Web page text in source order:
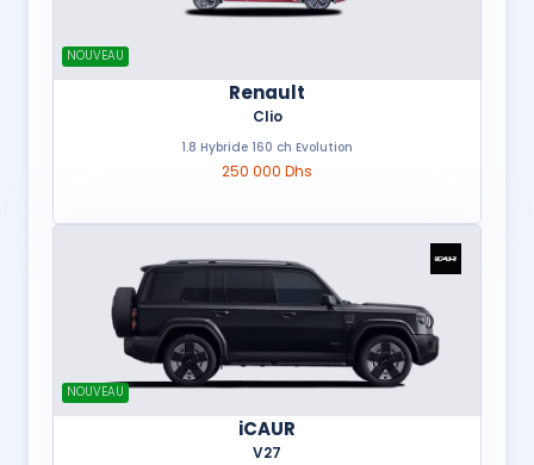
NOUVEAU
Renault
Clio
1.8 Hybride 160 ch Evolution
250 000 Dhs
NOUVEAU
iCAUR
V27